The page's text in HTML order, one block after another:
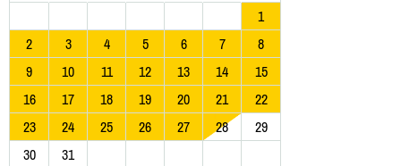
1
2
3 4 5 6 7
8
9
10 11 12 13 14
15
16
17 18 19 20 21
22
23
24 25 26 27 28
29
30
31